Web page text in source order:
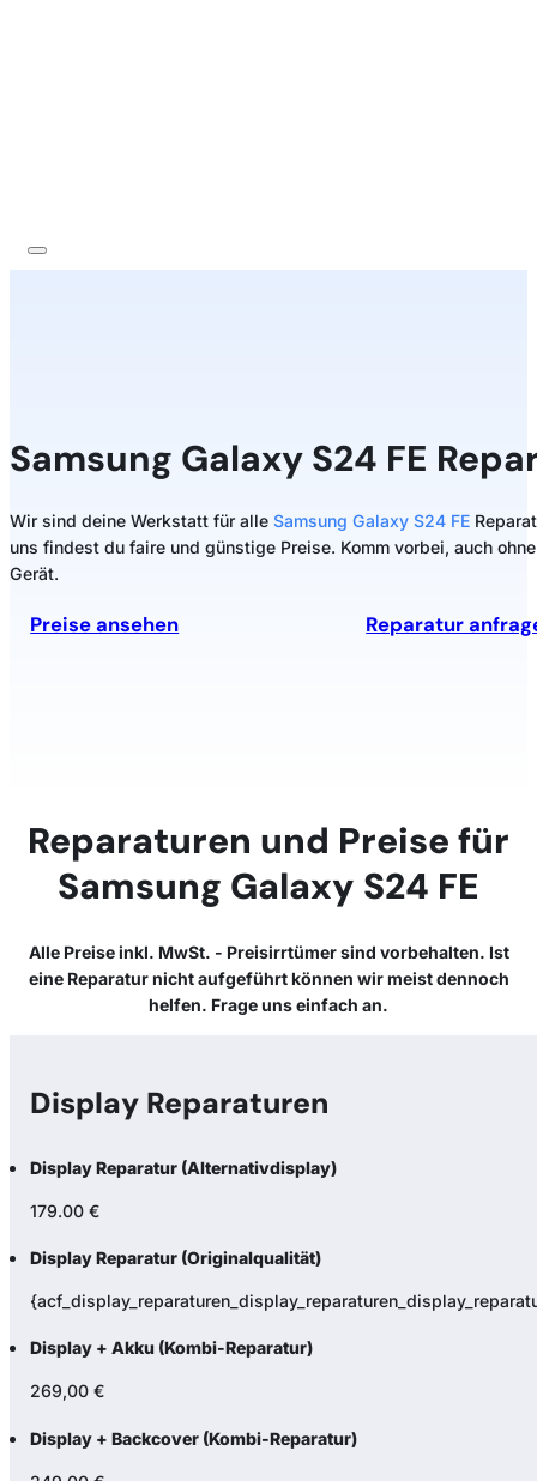
Samsung Galaxy S24 FE
Wir sind deine Werkstatt für alle Samsung Galaxy S24 FE
uns findest du faire und günstige Preise. Komm vorbei, auch
Gerät.
Preise ansehen Reparatur
Reparaturen und Preise für
Samsung Galaxy S24 FE
Alle Preise inkl. MwSt. - Preisirrtümer sind vorbehalten. Ist
eine Reparatur nicht aufgeführt können wir meist dennoch
helfen. Frage uns einfach an.
Display Reparaturen
Display Reparatur (Alternativdisplay)
179.00 €
Display Reparatur (Originalqualität)
Display + Akku (Kombi-Reparatur)
269,00 €
Display + Backcover (Kombi-Reparatur)